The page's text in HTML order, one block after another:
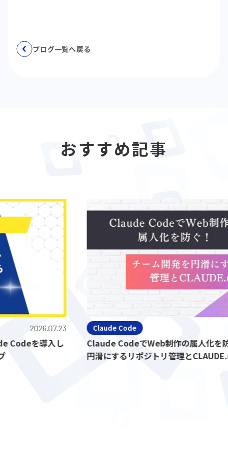
ブログ一覧へ戻る
おすすめ記事
2026.07.23
を導入し
Claude Code
Claude CodeでWeb制作の属人化を防ぐ！
円滑にするリポジトリ管理とCLAUDE.md活